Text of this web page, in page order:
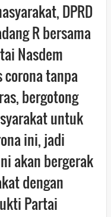
DPRD
R bersama
Nasdem
tanpa
bergotong
untuk
ini, jadi
akan bergerak
dengan
Partai